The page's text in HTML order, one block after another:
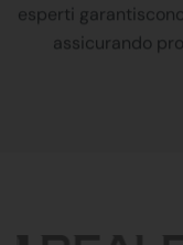
esperti
assicurando